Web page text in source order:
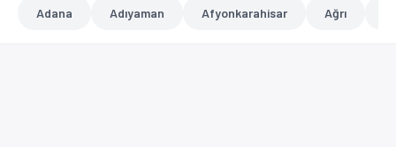
Adana Adıyaman Afyonkarahisar Ağrı